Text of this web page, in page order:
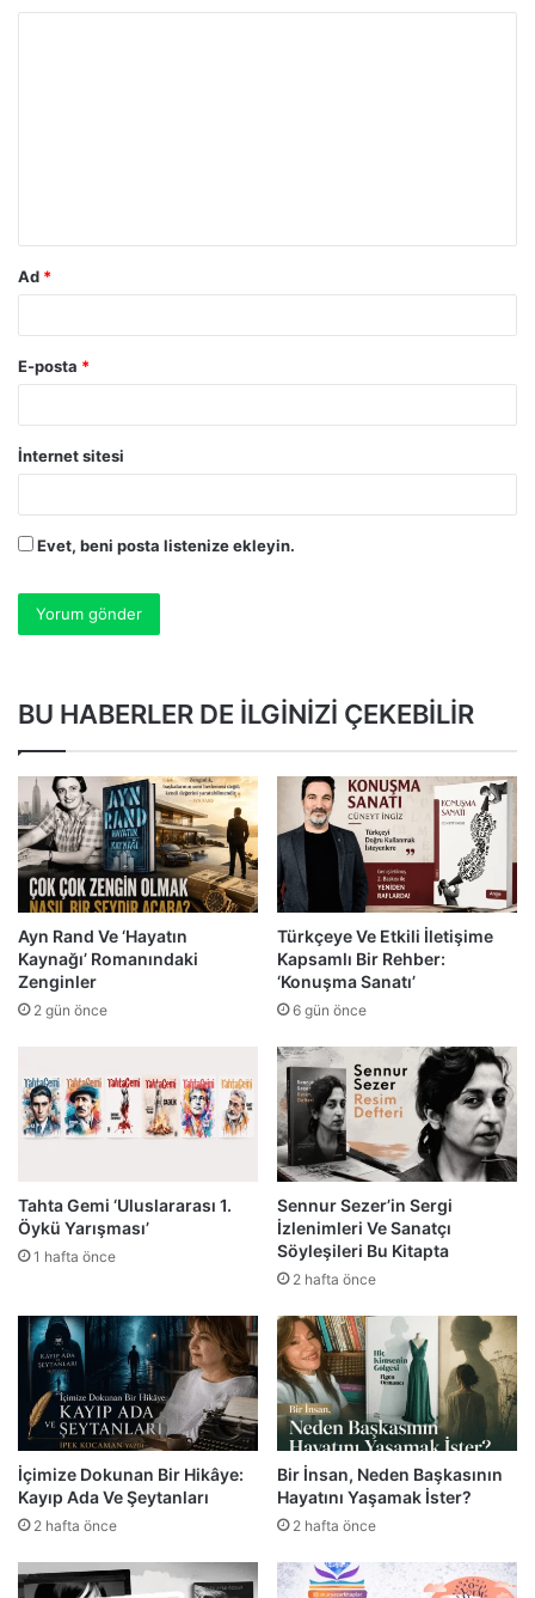
Ad *
E-posta *
İnternet sitesi
Evet, beni posta listenize ekleyin.
BU HABERLER DE İLGİNİZİ ÇEKEBİLİR
Ayn Rand Ve ‘Hayatın
Kaynağı’ Romanındaki
Zenginler
2 gün önce
Türkçeye Ve Etkili İletişime
Kapsamlı Bir Rehber:
‘Konuşma Sanatı’
6 gün önce
Tahta Gemi ‘Uluslararası 1.
Öykü Yarışması’
1 hafta önce
Sennur Sezer’in Sergi
İzlenimleri Ve Sanatçı
Söyleşileri Bu Kitapta
2 hafta önce
İçimize Dokunan Bir Hikâye:
Kayıp Ada Ve Şeytanları
2 hafta önce
Bir İnsan, Neden Başkasının
Hayatını Yaşamak İster?
2 hafta önce